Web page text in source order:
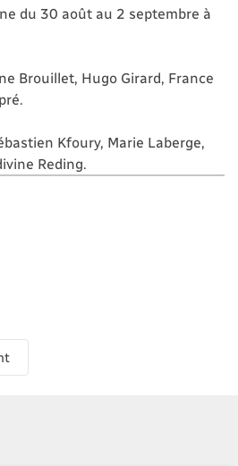
du 30 août au 2 septembre à
Brouillet, Hugo Girard, France
Kfoury, Marie Laberge,
Reding.